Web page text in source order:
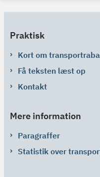
Praktisk
Kort om
Få teksten læst op
Kontakt
Mere information
Paragraffer
Statistik over